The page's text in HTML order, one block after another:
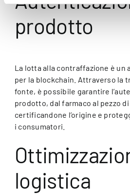
prodotto
La lotta alla contraffazione è
per la blockchain. Attraverso la
fonte, è possibile garantire
prodotto, dal farmaco al pezzo
certificandone l’origine e
i consumatori.
logistica